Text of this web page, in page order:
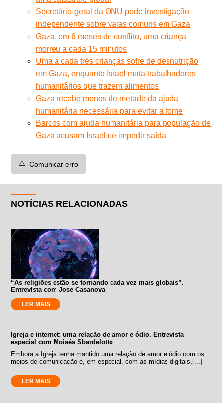
Secretário-geral da ONU pede investigação
independente sobre valas comuns em Gaza
Gaza, em 6 meses de conflito, uma criança
morreu a cada 15 minutos
Uma a cada três crianças sofre de desnutrição
em Gaza, enquanto Israel mata trabalhadores
humanitários que trazem alimentos
Gaza recebe menos de metade da ajuda
humanitária necessária para evitar a fome
Barcos com ajuda humanitária para população de
Gaza acusam Israel de impedir saída
⚠️ Comunicar erro
NOTÍCIAS RELACIONADAS
“As religiões estão se tornando cada vez mais globais”.
Entrevista com Jose Casanova
LER MAIS
Igreja e internet: uma relação de amor e ódio. Entrevista
especial com Moisés Sbardelotto
Embora a Igreja tenha mantido uma relação de amor e ódio com os
meios de comunicação e, em especial, com as mídias digitais,[...]
LER MAIS